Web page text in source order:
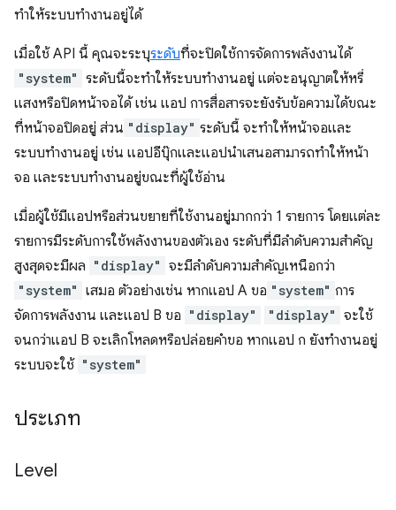
ทำให้ระบบทำงานอยู่ได้
เมื่อใช้ API นี้ คุณจะระบุระดับที่จะปิดใช้การจัดการพลังงานได้
"system" ระดับนี้จะทำให้ระบบทำงานอยู่ แต่จะอนุญาตให้หรี่
แสงหรือปิดหน้าจอได้ เช่น แอป การสื่อสารจะยังรับข้อความได้ขณะ
ที่หน้าจอปิดอยู่ ส่วน "display" ระดับนี้ จะทำให้หน้าจอและ
ระบบทำงานอยู่ เช่น แอปอีบุ๊กและแอปนำเสนอสามารถทำให้หน้า
จอ และระบบทำงานอยู่ขณะที่ผู้ใช้อ่าน
เมื่อผู้ใช้มีแอปหรือส่วนขยายที่ใช้งานอยู่มากกว่า 1 รายการ โดยแต่ละ
รายการมีระดับการใช้พลังงานของตัวเอง ระดับที่มีลำดับความสำคัญ
สูงสุดจะมีผล "display" จะมีลำดับความสำคัญเหนือกว่า
"system" เสมอ ตัวอย่างเช่น หากแอป A ขอ "system" การ
จัดการพลังงาน และแอป B ขอ "display" "display" จะใช้
จนกว่าแอป B จะเลิกโหลดหรือปล่อยคำขอ หากแอป ก ยังทำงานอยู่
ระบบจะใช้ "system"
ประเภท
Level